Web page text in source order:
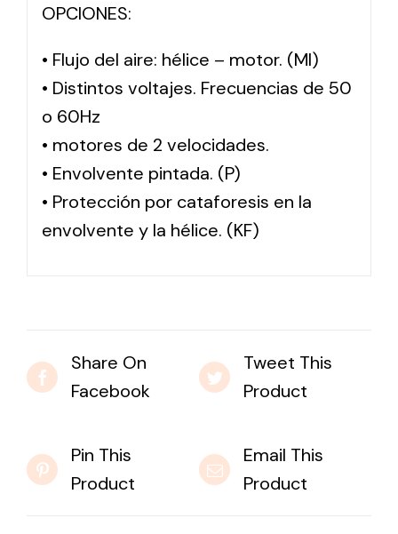
OPCIONES:
• Flujo del aire: hélice – motor. (MI)
• Distintos voltajes. Frecuencias de 50
o 60Hz
• motores de 2 velocidades.
• Envolvente pintada. (P)
• Protección por cataforesis en la
envolvente y la hélice. (KF)
Share On
Facebook
Tweet This
Product
Pin This
Product
Email This
Product